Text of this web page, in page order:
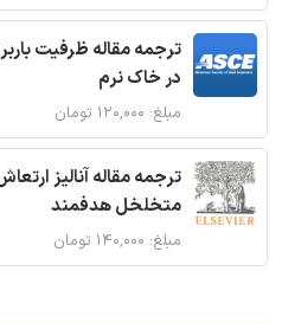
ترجمه مقاله ظرفیت
در خاک نرم
مبلغ: ۱۲۰,۰۰۰ تومان
ترجمه مقاله آنالیز
متخلخل هدفمند
مبلغ: ۱۴۰,۰۰۰ تومان